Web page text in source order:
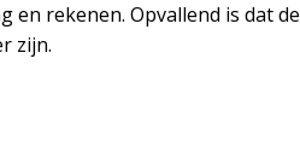
en rekenen. Opvallend is dat de
zijn.